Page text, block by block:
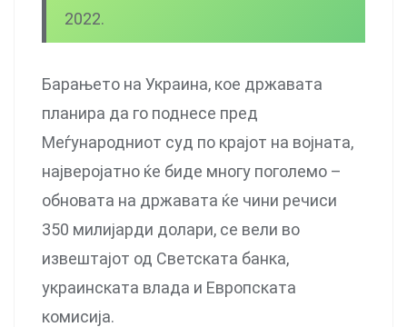
2022.
Барањето на Украина, кое државата
планира да го поднесе пред
Меѓународниот суд по крајот на војната,
најверојатно ќе биде многу поголемо –
обновата на државата ќе чини речиси
350 милијарди долари, се вели во
извештајот од Светската банка,
украинската влада и Европската
комисија.